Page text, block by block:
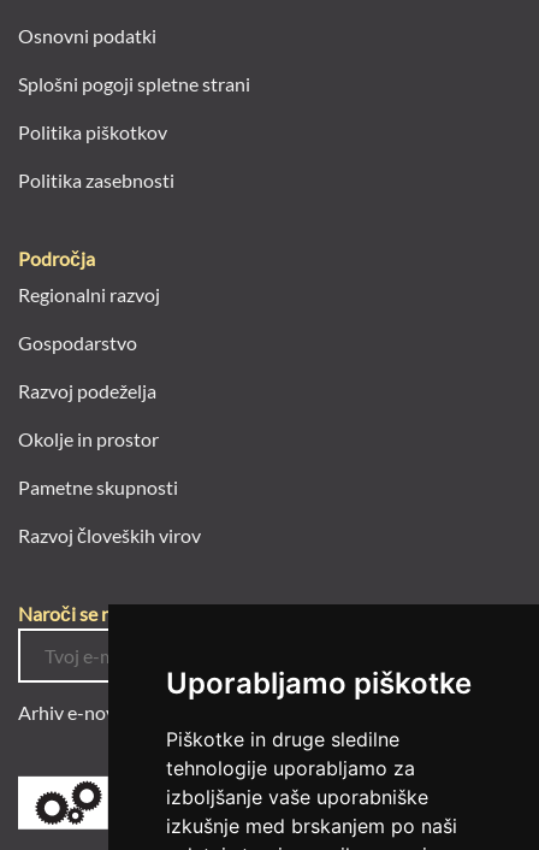
Uporabljamo piškotke
Piškotke in druge sledilne
tehnologije uporabljamo za
izboljšanje vaše uporabniške
izkušnje med brskanjem po naši
Osnovni podatki
Splošni pogoji spletne strani
Politika piškotkov
Politika zasebnosti
Področja
Regionalni razvoj
Gospodarstvo
Razvoj podeželja
Okolje in prostor
Pametne skupnosti
Razvoj človeških virov
Naroči se na e-novice
Arhiv e-novic